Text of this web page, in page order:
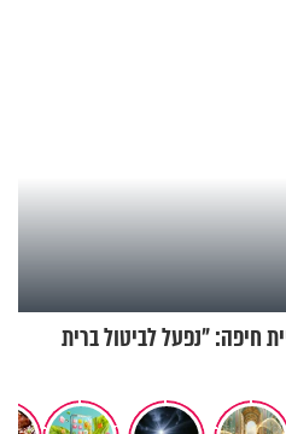
חיפה: ״נפעל לביטול ברית